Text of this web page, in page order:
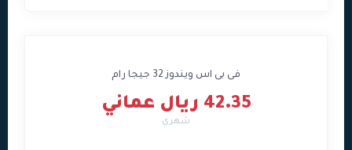
فى بى اس ويندوز 32 جيجا رام
42.35 ريال عماني
شهري